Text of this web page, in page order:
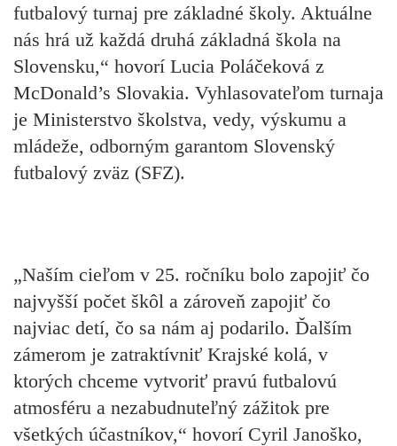
futbalový turnaj pre základné školy. Aktuálne
nás hrá už každá druhá základná škola na
Slovensku,“ hovorí Lucia Poláčeková z
McDonald’s Slovakia. Vyhlasovateľom turnaja
je Ministerstvo školstva, vedy, výskumu a
mládeže, odborným garantom Slovenský
futbalový zväz (SFZ).
„Naším cieľom v 25. ročníku bolo zapojiť čo
najvyšší počet škôl a zároveň zapojiť čo
najviac detí, čo sa nám aj podarilo. Ďalším
zámerom je zatraktívniť Krajské kolá, v
ktorých chceme vytvoriť pravú futbalovú
atmosféru a nezabudnuteľný zážitok pre
všetkých účastníkov,“ hovorí Cyril Janoško,